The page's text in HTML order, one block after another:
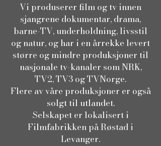
Vi produserer film og tv innen
sjangrene dokumentar, drama,
barne-TV, underholdning, livsstil
og natur, og har i en årrekke levert
større og mindre produksjoner til
nasjonale tv-kanaler som NRK,
TV2, TV3 og TVNorge.
Flere av våre produksjoner er også
solgt til utlandet.
Selskapet er lokalisert i
Filmfabrikken på Røstad i
Levanger.